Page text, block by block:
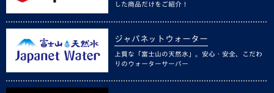
した商品だけをご紹介！
ジャパネットウォーター
上質な「富士山の天然水」。安心・安全、こだわ
りのウォーターサーバー